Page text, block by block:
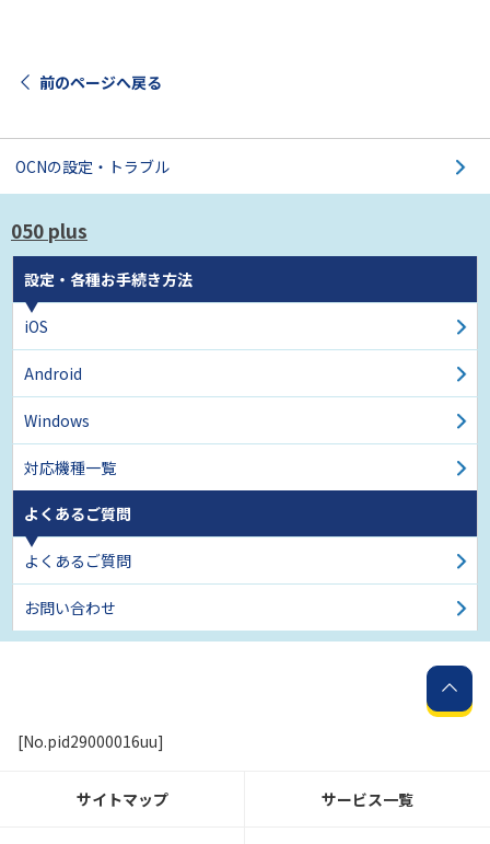
前のページへ戻る
OCNの設定・トラブル
050 plus
設定・各種お手続き方法
iOS
Android
Windows
対応機種一覧
よくあるご質問
よくあるご質問
お問い合わせ
[No.pid29000016uu]
サイトマップ サービス一覧